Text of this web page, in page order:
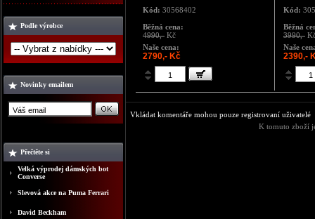
Podle výrobce
Novinky emailem
Přečtěte si
Velká výprodej dámských bot
Converse
Slevová akce na Puma Ferrari
David Beckham
Kód: 30568402
Běžná cena:
4990,- Kč
Naše cena:
2790,- Kč
Kód:
Běžná
3990,-
Naše
2390,-
Vkládat komentáře mohou pouze registrovaní uživatelé
K tomuto zboží